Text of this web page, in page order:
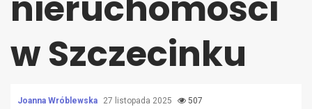
w Szczecinku
Joanna Wróblewska 27 listopada 2025 507